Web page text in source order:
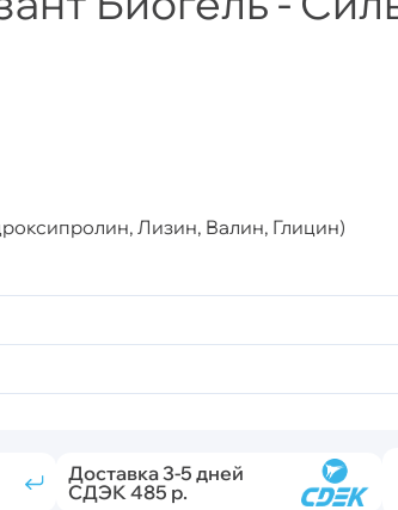
Лизин, Валин, Глицин)
Доставка 3-5 дней
СДЭК 485 р.